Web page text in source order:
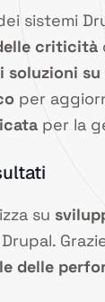
sistemi
criticità
soluzioni su
per
per la
su
delle